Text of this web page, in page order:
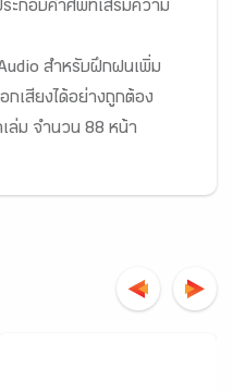
ะกอบคำศัพท์เสริมความ
สำหรับฝึกฝนเพิ่ม
กเสียงได้อย่างถูกต้อง
ล่ม จำนวน 88 หน้า